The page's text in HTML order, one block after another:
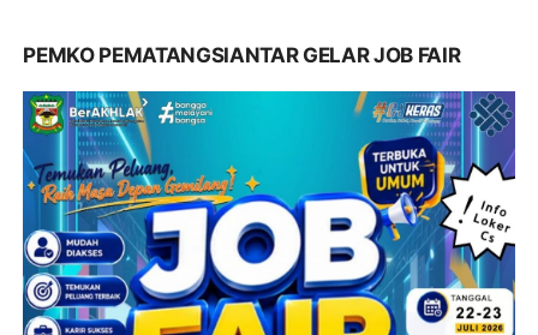
PEMKO PEMATANGSIANTAR GELAR JOB FAIR